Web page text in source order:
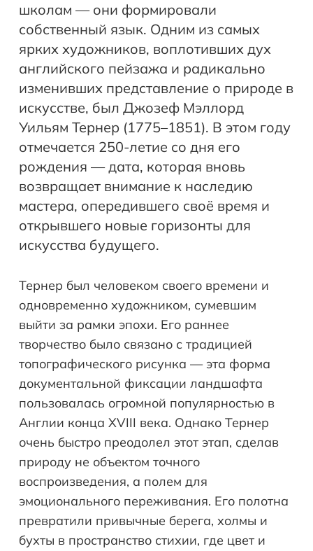
школам — они формировали
собственный язык. Одним из самых
ярких художников, воплотивших дух
английского пейзажа и радикально
изменивших представление о природе в
искусстве, был Джозеф Мэллорд
Уильям Тернер (1775–1851). В этом году
отмечается 250-летие со дня его
рождения — дата, которая вновь
возвращает внимание к наследию
мастера, опередившего своё время и
открывшего новые горизонты для
искусства будущего.
Тернер был человеком своего времени и
одновременно художником, сумевшим
выйти за рамки эпохи. Его раннее
творчество было связано с традицией
топографического рисунка — эта форма
документальной фиксации ландшафта
пользовалась огромной популярностью в
Англии конца XVIII века. Однако Тернер
очень быстро преодолел этот этап, сделав
природу не объектом точного
воспроизведения, а полем для
эмоционального переживания. Его полотна
превратили привычные берега, холмы и
бухты в пространство стихии, где цвет и